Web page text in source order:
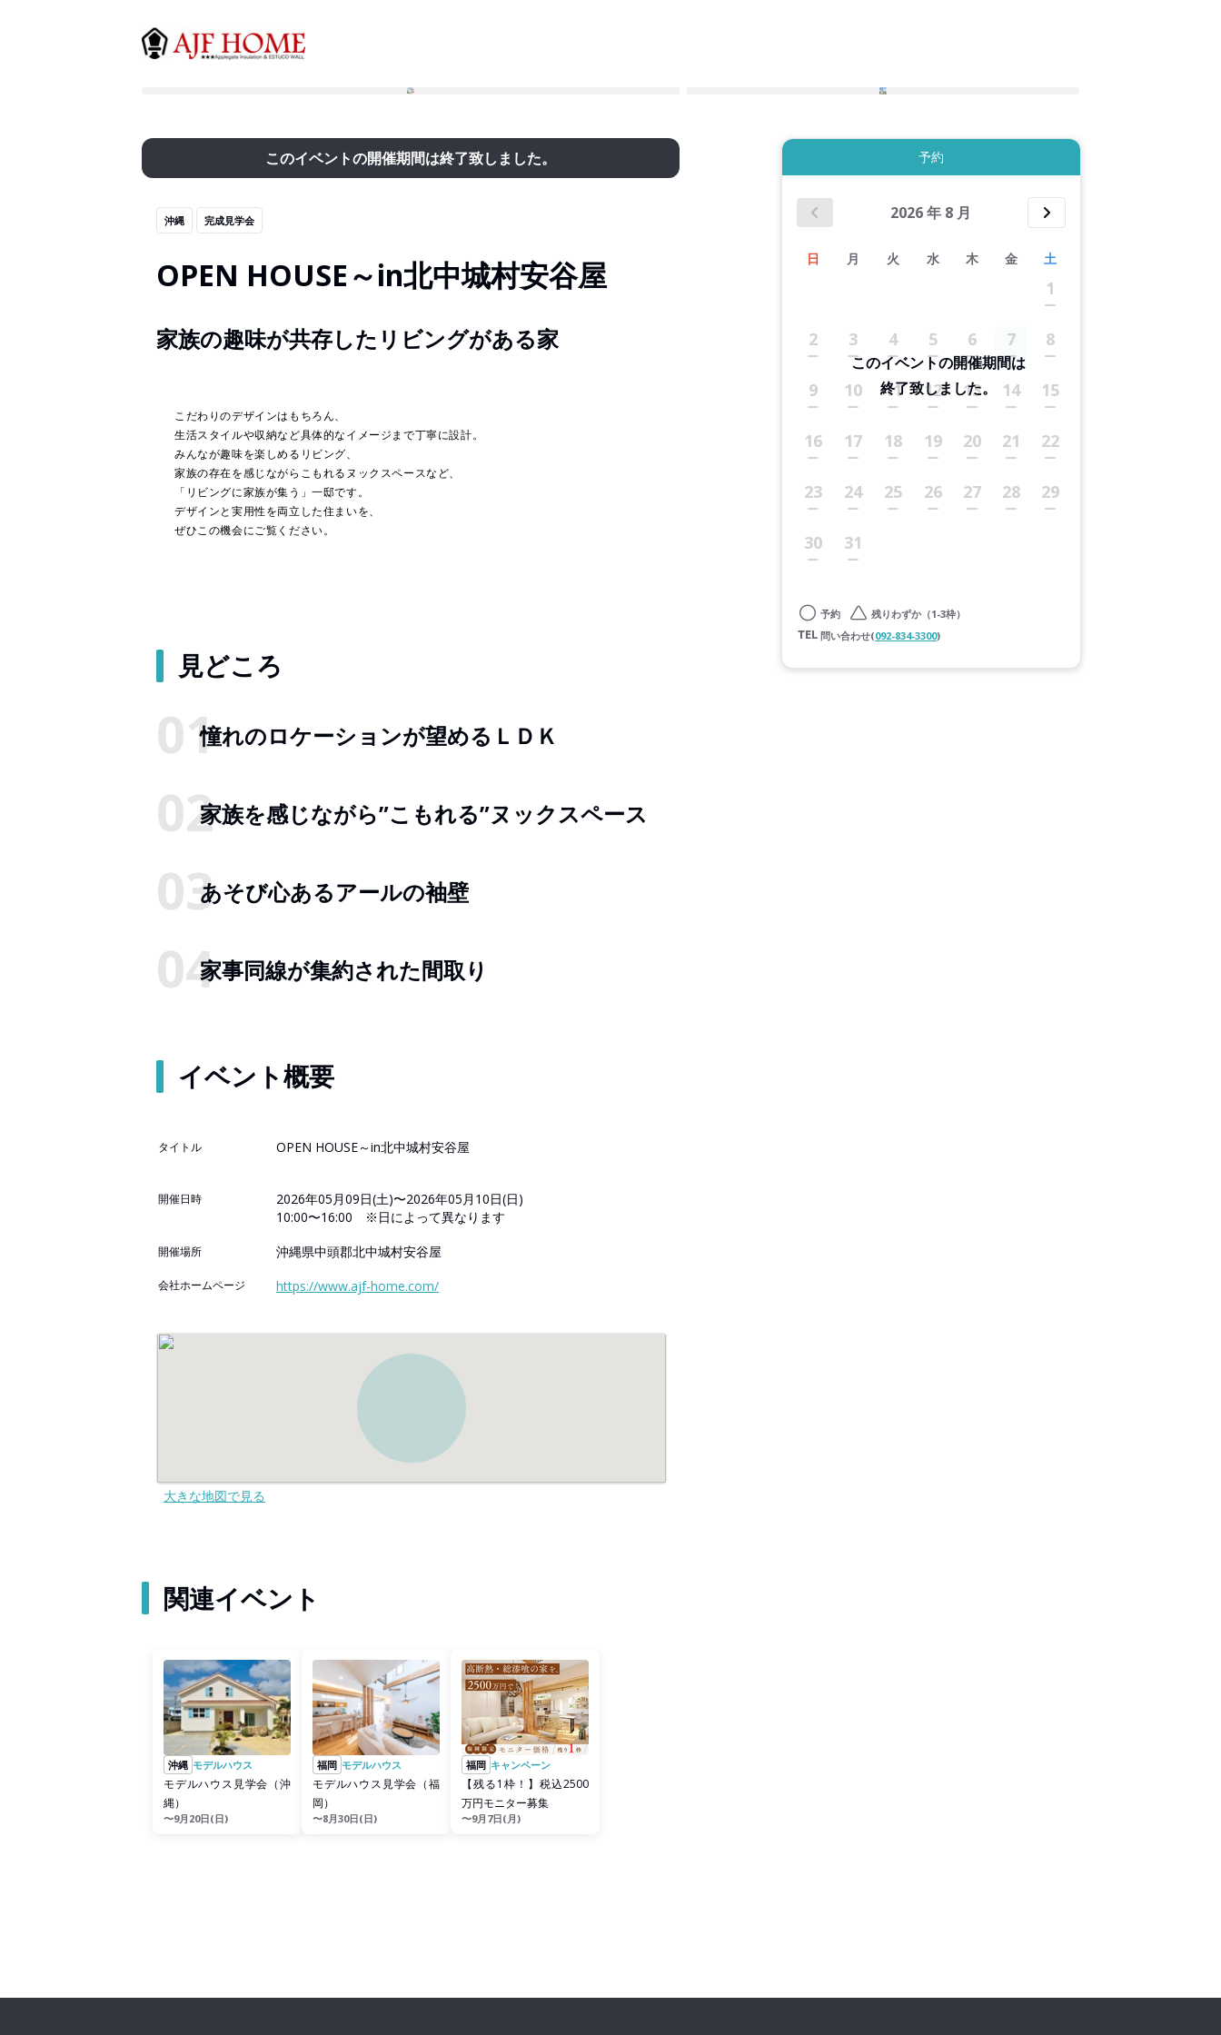
このイベントの開催期間は終了致しました。
沖縄 完成見学会
OPEN HOUSE～in北中城村安谷屋
家族の趣味が共存したリビングがある家
こだわりのデザインはもちろん、
生活スタイルや収納など具体的なイメージまで丁寧に設計。
みんなが趣味を楽しめるリビング、
家族の存在を感じながらこもれるヌックスペースなど、
「リビングに家族が集う」一邸です。
デザインと実用性を両立した住まいを、
ぜひこの機会にご覧ください。
見どころ
憧れのロケーションが望めるＬＤＫ
家族を感じながら”こもれる”ヌックスペース
あそび心あるアールの袖壁
家事同線が集約された間取り
イベント概要
タイトル OPEN HOUSE～in北中城村安谷屋
開催日時
2026年05月09日(土)〜2026年05月10日(日)
10:00〜16:00 ※日によって異なります
開催場所 沖縄県中頭郡北中城村安谷屋
会社ホームページ https://www.ajf-home.com/
大きな地図で見る
関連イベント
沖縄 モデルハウス
モデルハウス見学会（沖
縄）
〜9月20日(日)
福岡 モデルハウス
モデルハウス見学会（福
岡）
〜8月30日(日)
福岡 キャンペーン
【残る1枠！】税込2500
万円モニター募集
〜9月7日(月)
予約
2026年 8 月
日 月 火 水 木 金 土
1
2 3 4 5 6 7 8
9 10 11 12 13 14 15
16 17 18 19 20 21 22
23 24 25 26 27 28 29
30 31
このイベントの開催期間は
終了致しました。
予約
残りわずか（1-3枠）
問い合わせ(092-834-3300)